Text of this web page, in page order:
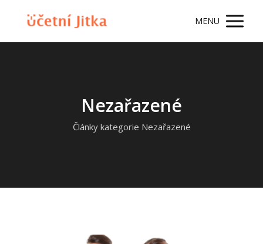
MENU
Nezařazené
Články kategorie Nezařazené